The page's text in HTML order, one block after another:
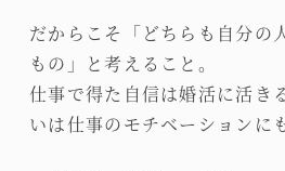
だからこそ「どちらも自分の
もの」と考えること。
仕事で得た自信は婚活に活き
いは仕事のモチベーションに